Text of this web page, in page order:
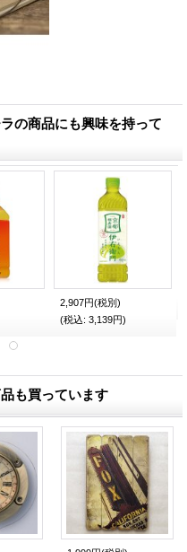
の商品にも興味を持って
2,907円(税別)
(税込: 3,139円)
も買っています